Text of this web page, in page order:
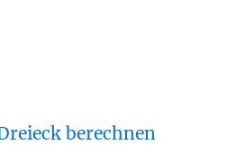
berechnen